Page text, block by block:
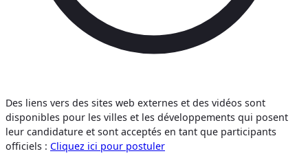
Des liens vers des sites web externes et des vidéos sont
disponibles pour les villes et les développements qui posent
leur candidature et sont acceptés en tant que participants
officiels : Cliquez ici pour postuler